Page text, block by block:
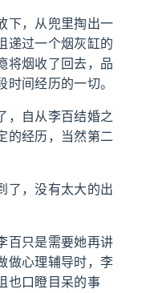
下，从兜里掏出一
递过一个烟灰缸的
将烟收了回去，品
间经历的一切。
，自从李百结婚之
的经历，当然第二
了，没有太大的出
百只是需要她再讲
做心理辅导时，李
也口瞪目呆的事